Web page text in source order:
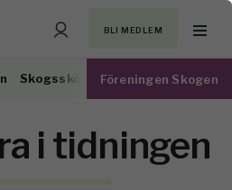
BLI MEDLEM
Skogsskötsel Virkesmarknad
Föreningen Skogen
i tidningen